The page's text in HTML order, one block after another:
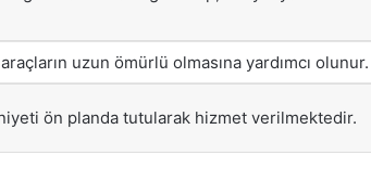
uzun ömürlü olmasına yardımcı olunur.
ön planda tutularak hizmet verilmektedir.